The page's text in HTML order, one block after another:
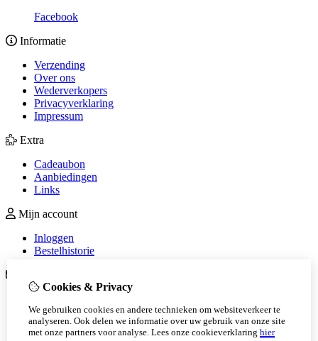
Facebook
Informatie
Verzending
Over ons
Wederverkopers
Privacyverklaring
Impressum
Extra
Cadeaubon
Aanbiedingen
Links
Mijn account
Inloggen
Bestelhistorie
Sitemap
Betaalmethoden
Algemene voorwaarden
Cookies & Privacy
We gebruiken cookies en andere technieken om websiteverkeer te
analyseren. Ook delen we informatie over uw gebruik van onze site
met onze partners voor analyse. Lees onze cookieverklaring hier